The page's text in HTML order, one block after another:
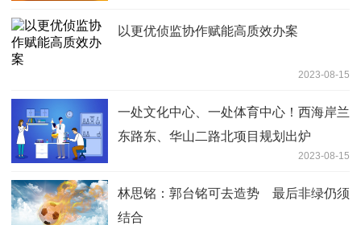
以更优侦监协作赋能高质效办案
2023-08-15
一处文化中心、一处体育中心！西海岸兰
东路东、华山二路北项目规划出炉
2023-08-15
林思铭：郭台铭可去造势 最后非绿仍须
结合